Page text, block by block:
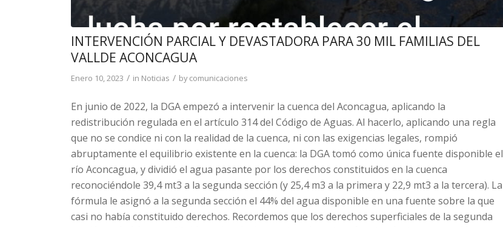
INTERVENCIÓN PARCIAL Y DEVASTADORA PARA 30 MIL FAMILIAS DEL
VALLDE ACONCAGUA
Enero 10, 2023 / in Noticias / bycomunicaciones
En junio de 2022, la DGA empezó a intervenir la cuenca del Aconcagua, aplicando la
redistribución regulada en el artículo 314 del Código de Aguas. Al hacerlo, aplicando una regla
que no se condice ni con la realidad de la cuenca, ni con las exigencias legales, rompió
abruptamente el equilibrio existente en la cuenca: la DGA tomó como única fuente disponible el
río Aconcagua, y dividió el agua pasante por los derechos constituidos en la cuenca
reconociéndole 39,4 mt3 a la segunda sección (y 25,4 m3 a la primera y 22,9 mt3 a la tercera). La
fórmula le asignó a la segunda sección el 44% del agua disponible en una fuente sobre la que
casi no había constituido derechos. Recordemos que los derechos superficiales de la segunda